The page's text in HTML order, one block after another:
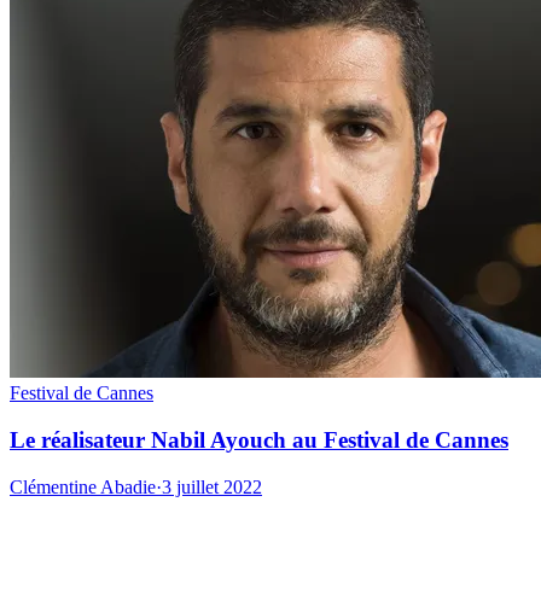
Festival de Cannes
Le réalisateur Nabil Ayouch au Festival de Cannes
Clémentine Abadie·3 juillet 2022